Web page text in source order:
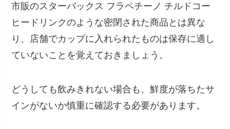
市販のスターバックス フラペチーノ チルドコー
ヒードリンクのような密閉された商品とは異な
り、店舗でカップに入れられたものは保存に適し
ていないことを覚えておきましょう。
どうしても飲みきれない場合も、鮮度が落ちたサ
インがないか慎重に確認する必要があります。